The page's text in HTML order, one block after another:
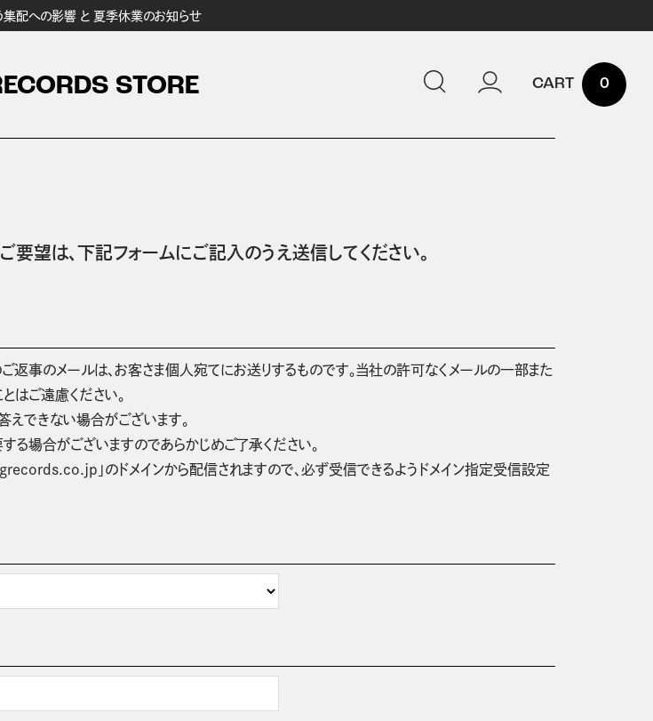
配への影響 と 夏季休業のお知らせ
STORE 0
要望は、 下記フォームにご記入のうえ送信してください。
返事のメールは、お客さま個人宛てにお送りするものです。当社の許可なくメールの一部また
はご遠慮ください。
できない場合がございます。
る場合がございますのであらかじめご了承ください。
」のドメインから配信されますので、必ず受信できるようドメイン指定受信設定